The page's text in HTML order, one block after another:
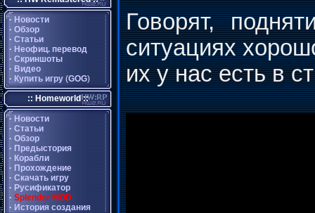
· Новости
· Обзор
· Статьи
· Неофиц. перевод
· Скриншоты
· Видео
· Купить игру (GOG)
:: Homeworld ::
· Новости
· Статьи
· Обзор
· Предыстория
· Корабли
· Прохождение
· Скачать игру
· Русификатор
· Splendor MOD
· История создания
Говорят,
ситуациях
их у нас есть в